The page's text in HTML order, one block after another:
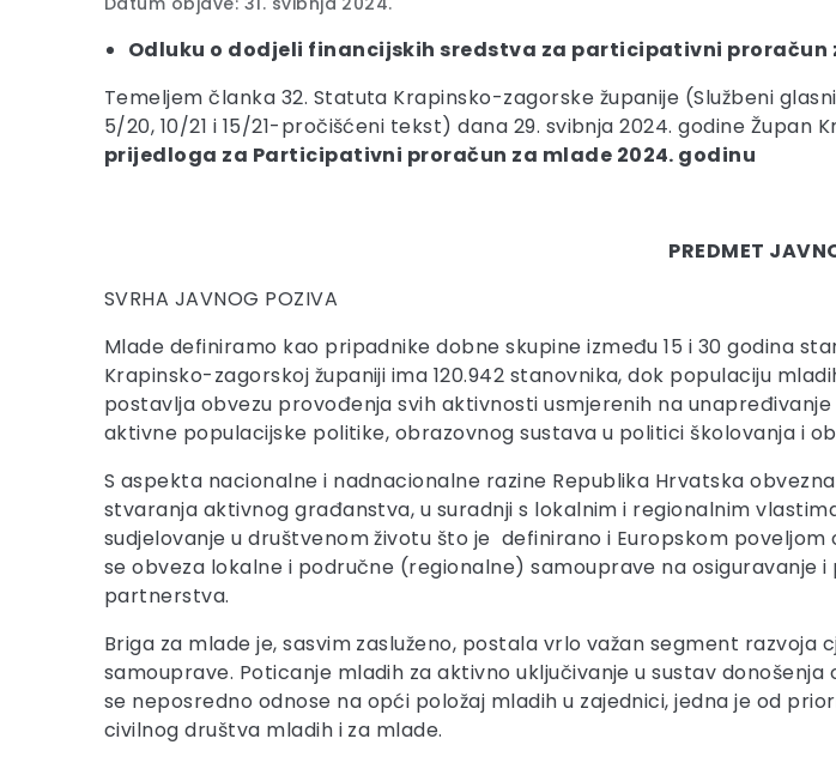
Odluku o dodjeli financijskih sredstva za participativni proračun
Temeljem članka 32. Statuta Krapinsko-zagorske županije (Službeni
5/20, 10/21 i 15/21-pročišćeni tekst) dana 29. svibnja 2024. godine Župan
prijedloga za Participativni proračun za mlade 2024. godinu
PREDMET
SVRHA JAVNOG POZIVA
Mlade definiramo kao pripadnike dobne skupine između 15 i 30 godina
Krapinsko-zagorskoj županiji ima 120.942 stanovnika, dok populaciju
postavlja obvezu provođenja svih aktivnosti usmjerenih na
aktivne populacijske politike, obrazovnog sustava u politici školovanja i
S aspekta nacionalne i nadnacionalne razine Republika Hrvatska
stvaranja aktivnog građanstva, u suradnji s lokalnim i regionalnim
sudjelovanje u društvenom životu što je definirano i Europskom
se obveza lokalne i područne (regionalne) samouprave na osiguravanje
partnerstva.
Briga za mlade je, sasvim zasluženo, postala vrlo važan segment
samouprave. Poticanje mladih za aktivno uključivanje u sustav
se neposredno odnose na opći položaj mladih u zajednici, jedna je od
civilnog društva mladih i za mlade.